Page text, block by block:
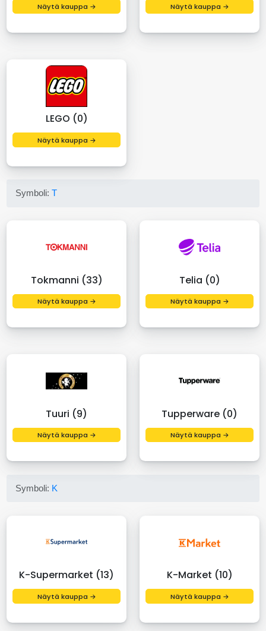
Näytä kauppa → Näytä kauppa →
LEGO (0)
Näytä kauppa →
Symboli:T
Tokmanni (33)
Näytä kauppa →
Telia (0)
Näytä kauppa →
Tuuri (9)
Näytä kauppa →
Tupperware (0)
Näytä kauppa →
Symboli: K
K-Supermarket (13)
Näytä kauppa →
K-Market (10)
Näytä kauppa →